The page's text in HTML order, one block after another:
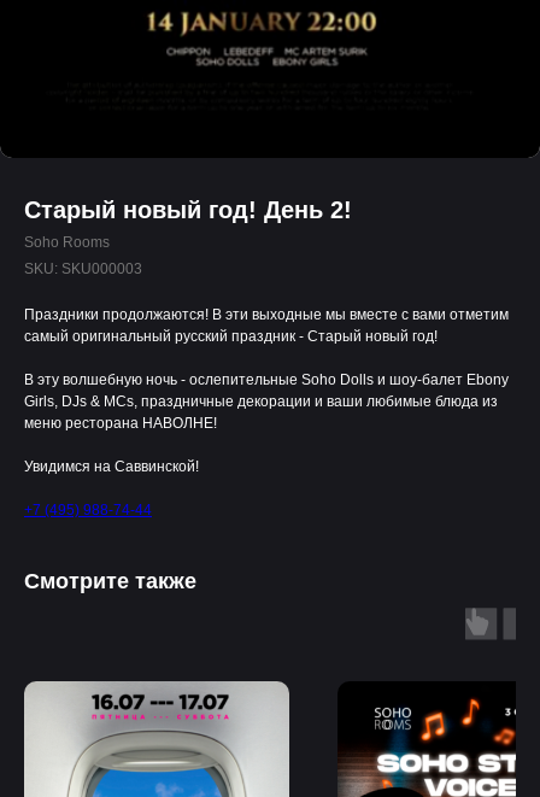
Старый новый год! День 2!
Soho Rooms
SKU: SKU000003
Праздники продолжаются! В эти выходные мы вместе с вами отметим
самый оригинальный русский праздник - Старый новый год!
В эту волшебную ночь - ослепительные Soho Dolls и шоу-балет Ebony
Girls, DJs & MCs, праздничные декорации и ваши любимые блюда из
меню ресторана НАВОЛНЕ!
Увидимся на Саввинской!
+7 (495) 988-74-44
Смотрите также